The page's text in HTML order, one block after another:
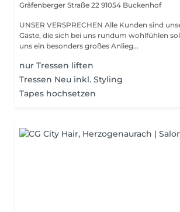
Gräfenberger Straße 22 91054 Buckenhof
UNSER VERSPRECHEN Alle Kunden sind unsere besonderen
Gäste, die sich bei uns rundum wohlfühlen sollen. Daher ist es
uns ein besonders großes Anlieg...
nur Tressen liften
Tressen Neu inkl. Styling
Tapes hochsetzen